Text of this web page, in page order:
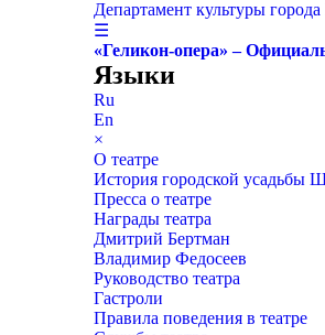
Департамент культуры
☰
«Геликон-опера» –
Языки
Ru
En
×
О театре
История городской усадьбы
Пресса о театре
Награды театра
Дмитрий Бертман
Владимир Федосеев
Руководство театра
Гастроли
Правила поведения в театре